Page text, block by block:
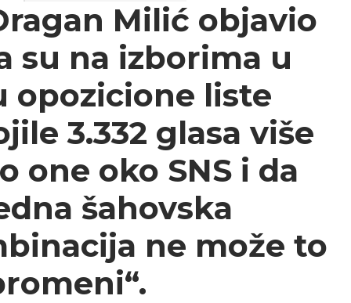
Milić objavio
su na izborima u
opozicione liste
3.332 glasa više
one oko SNS i da
šahovska
ne može to